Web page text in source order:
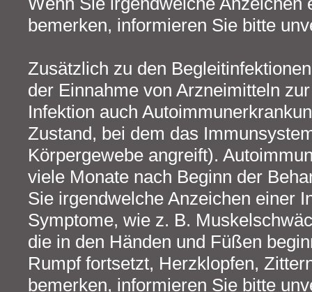
bemerken, informieren Sie bitte
Zusätzlich zu den
der Einnahme von Arzneimitteln
Infektion auch
Zustand, bei dem das
Körpergewebe angreift).
viele Monate nach Beginn der
Sie irgendwelche Anzeichen einer
Symptome, wie z. B.
die in den Händen und Füßen
Rumpf fortsetzt, Herzklopfen,
bemerken, informieren Sie bitte